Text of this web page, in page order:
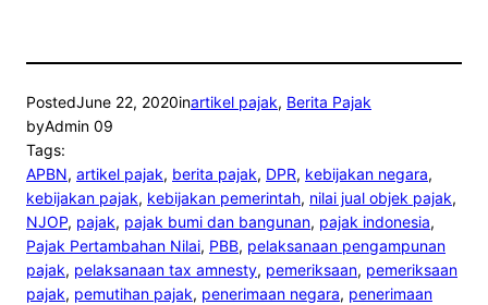
PostedJune 22, 2020inartikel pajak, Berita Pajak
byAdmin 09
Tags:
APBN, artikel pajak, berita pajak, DPR, kebijakan negara
kebijakan pajak, kebijakan pemerintah, nilai jual objek pajak
NJOP, pajak, pajak bumi dan bangunan, pajak indonesia
Pajak Pertambahan Nilai, PBB, pelaksanaan pengampunan
pajak, pelaksanaan tax amnesty, pemeriksaan, pemeriksaan
pajak, pemutihan pajak, penerimaan negara, penerimaan